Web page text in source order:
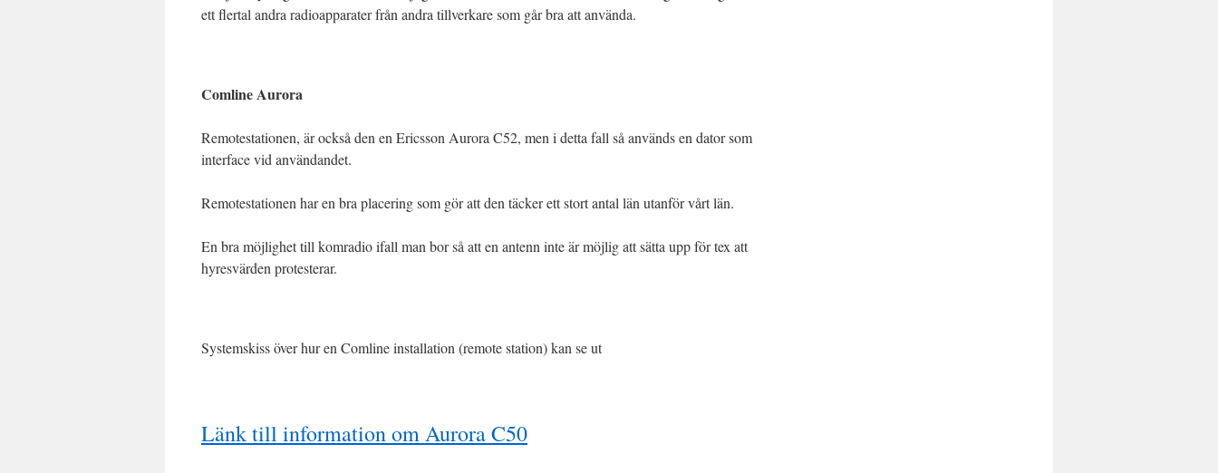
ett flertal andra radioapparater från andra tillverkare som går bra att använda.
Comline Aurora
Remotestationen, är också den en Ericsson Aurora C52, men i detta fall så används en dator som
interface vid användandet.
Remotestationen har en bra placering som gör att den täcker ett stort antal län utanför vårt län.
En bra möjlighet till komradio ifall man bor så att en antenn inte är möjlig att sätta upp för tex att
hyresvärden protesterar.
Systemskiss över hur en Comline installation (remote station) kan se ut
Länk till information om Aurora C50